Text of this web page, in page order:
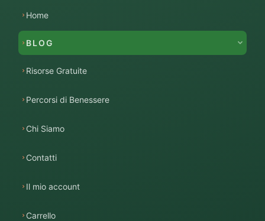
Home
BLOG
Risorse Gratuite
Percorsi di Benessere
Chi Siamo
Contatti
Il mio account
Carrello